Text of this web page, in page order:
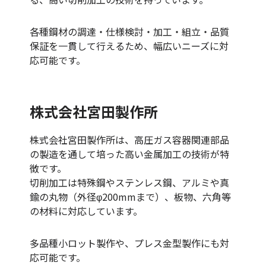
各種鋼材の調達・仕様検討・加工・組立・品質
保証を一貫して行えるため、幅広いニーズに対
応可能です。
株式会社宮田製作所
株式会社宮田製作所は、高圧ガス容器関連部品
の製造を通して培った高い金属加工の技術が特
徴です。
切削加工は特殊鋼やステンレス鋼、アルミや真
鍮の丸物（外径φ200mmまで）、板物、六角等
の材料に対応しています。
多品種小ロット製作や、プレス金型製作にも対
応可能です。